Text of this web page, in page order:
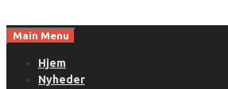
toMain Menu
Hjem
Nyheder